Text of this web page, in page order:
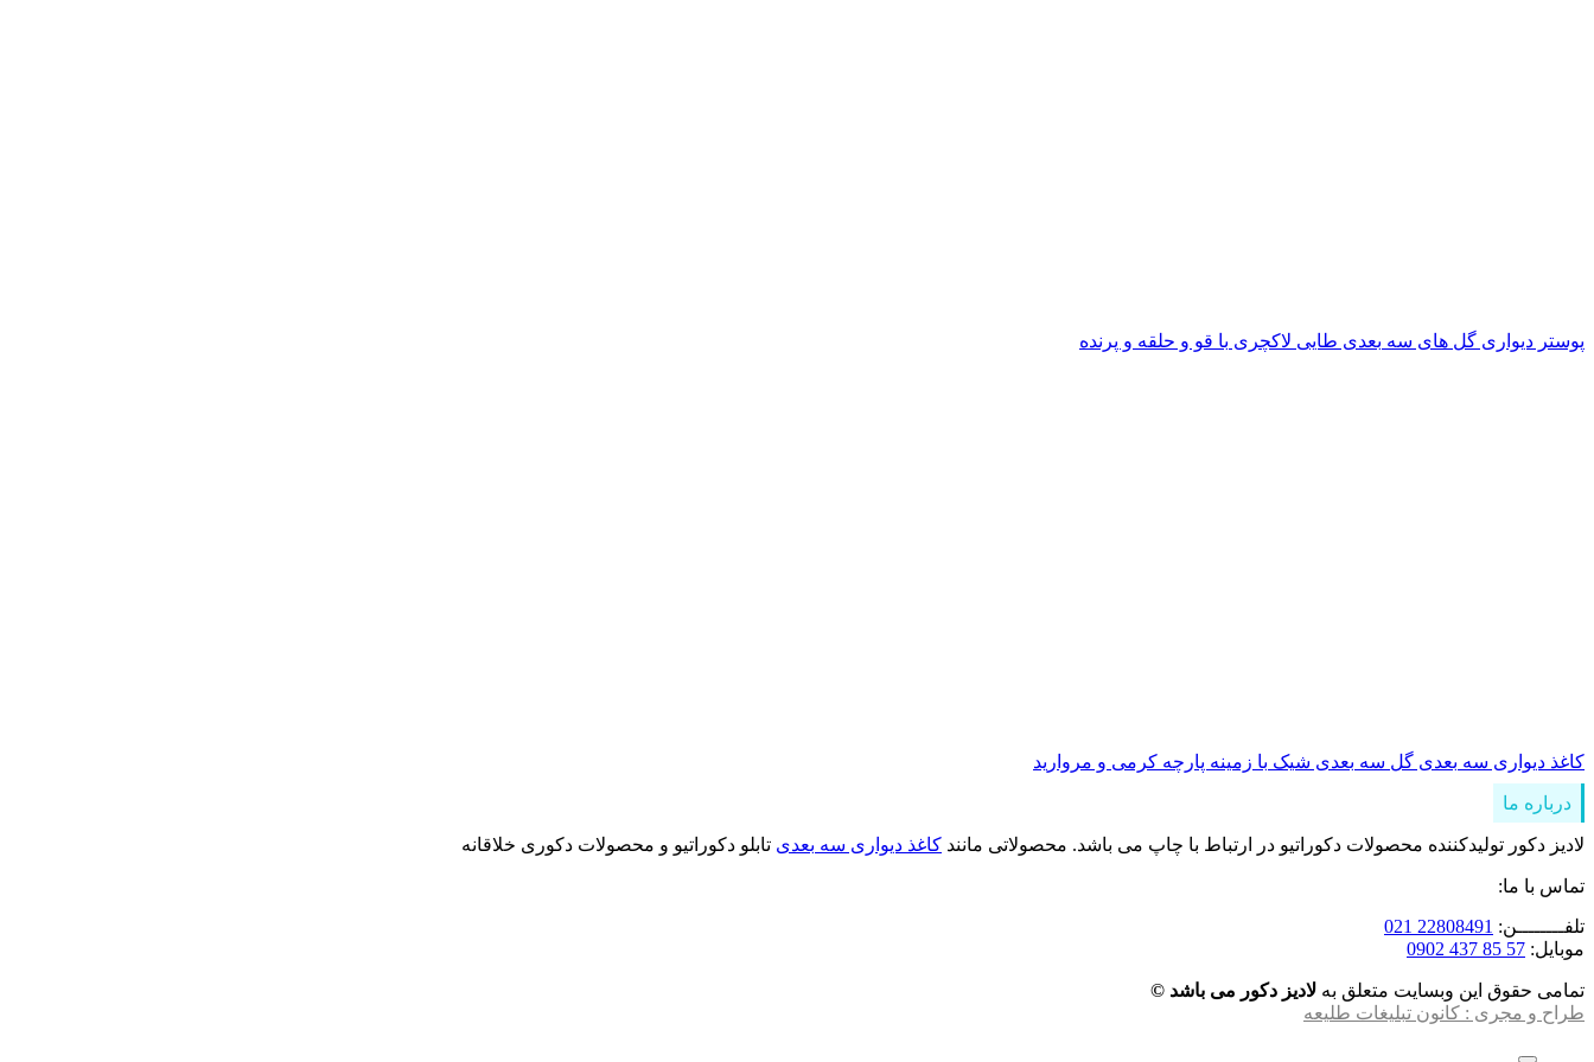
پوستر دیواری گل های سه بعدی طایی لاکچری با قو و حلقه و پرنده
کاغذ دیواری سه بعدی گل سه بعدی شیک با زمینه پارچه کرمی و مروارید
درباره ما
لادیز دکور تولیدکننده محصولات دکوراتیو در ارتباط با چاپ می باشد. محصولاتی مانند کاغذ دیواری سه بعدی تابلو دکوراتیو و محصولات دکوری خلاقانه
تماس با ما:
تلفــــــــن: 22808491 021
موبایل: 57 85 437 0902
تمامی حقوق این وبسایت متعلق به لادیز دکور می باشد ©
طراح و مجری : کانون تبلیغات طلیعه